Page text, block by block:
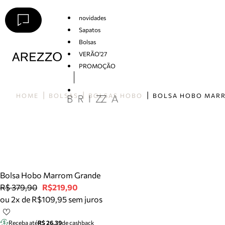
novidades
Sapatos
Bolsas
VERÃO'27
PROMOÇÃO
HOME BOLSAS BOLSAS HOBO
Bolsa Hobo Marrom Grande
R$ 379,90 R$219,90
ou 2x de R$109,95 sem juros
Receba atéR$ 26,39de cashback